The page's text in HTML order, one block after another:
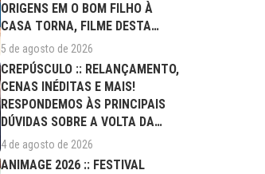
ORIGENS EM O BOM FILHO À
CASA TORNA, FILME DESTA
QUARTA (05/08)
5 de agosto de 2026
CREPÚSCULO :: RELANÇAMENTO,
CENAS INÉDITAS E MAIS!
RESPONDEMOS ÀS PRINCIPAIS
DÚVIDAS SOBRE A VOLTA DA
SAGA AOS CINEMAS
4 de agosto de 2026
ANIMAGE 2026 :: FESTIVAL